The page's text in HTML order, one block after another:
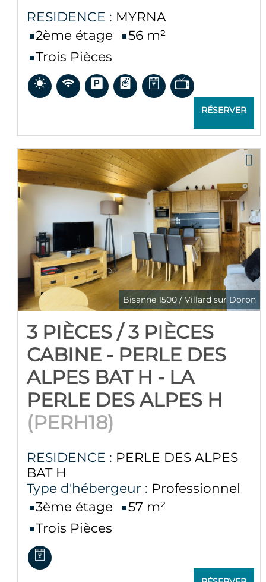
RESIDENCE : MYRNA
2ème étage
56 m²
Trois Pièces
RÉSERVER
Bisanne 1500 / Villard sur Doron
3 PIÈCES / 3 PIÈCES
CABINE - PERLE DES
ALPES BAT H - LA
PERLE DES ALPES H
(PERH18)
RESIDENCE : PERLE DES ALPES
BAT H
Type d'hébergeur : Professionnel
3ème étage
57 m²
Trois Pièces